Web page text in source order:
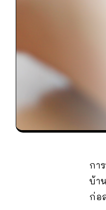
การ
บ้า
ก่อ